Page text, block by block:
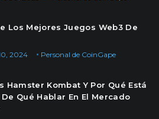
Los Mejores Juegos Web3 De
Personal de CoinGape
2024
Hamster Kombat Y Por Qué Está
Qué Hablar En El Mercado